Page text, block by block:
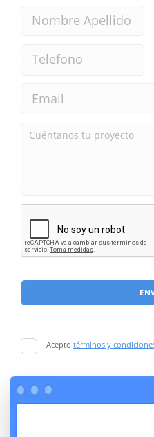
Acepto términos y